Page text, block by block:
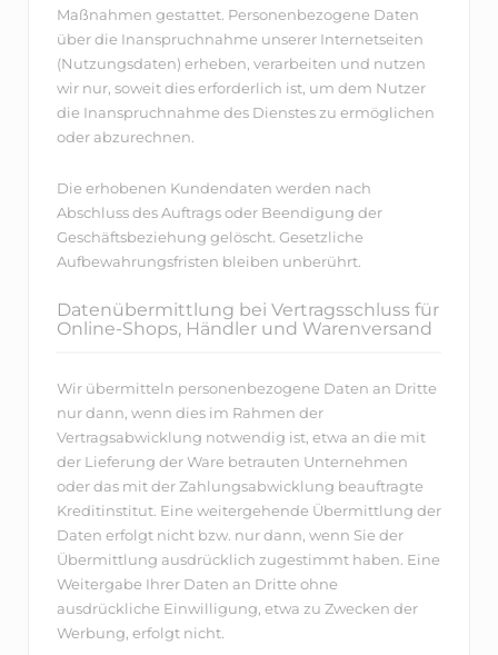
Maßnahmen gestattet. Personenbezogene Daten
über die Inanspruchnahme unserer Internetseiten
(Nutzungsdaten) erheben, verarbeiten und nutzen
wir nur, soweit dies erforderlich ist, um dem Nutzer
die Inanspruchnahme des Dienstes zu ermöglichen
oder abzurechnen.
Die erhobenen Kundendaten werden nach
Abschluss des Auftrags oder Beendigung der
Geschäftsbeziehung gelöscht. Gesetzliche
Aufbewahrungsfristen bleiben unberührt.
Datenübermittlung bei Vertragsschluss für
Online-Shops, Händler und Warenversand
Wir übermitteln personenbezogene Daten an Dritte
nur dann, wenn dies im Rahmen der
Vertragsabwicklung notwendig ist, etwa an die mit
der Lieferung der Ware betrauten Unternehmen
oder das mit der Zahlungsabwicklung beauftragte
Kreditinstitut. Eine weitergehende Übermittlung der
Daten erfolgt nicht bzw. nur dann, wenn Sie der
Übermittlung ausdrücklich zugestimmt haben. Eine
Weitergabe Ihrer Daten an Dritte ohne
ausdrückliche Einwilligung, etwa zu Zwecken der
Werbung, erfolgt nicht.